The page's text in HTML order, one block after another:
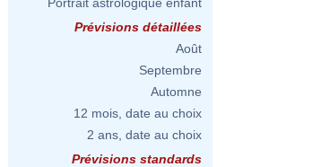
Prévisions détaillées
Août
Septembre
Automne
12 mois, date au choix
2 ans, date au choix
Prévisions standards